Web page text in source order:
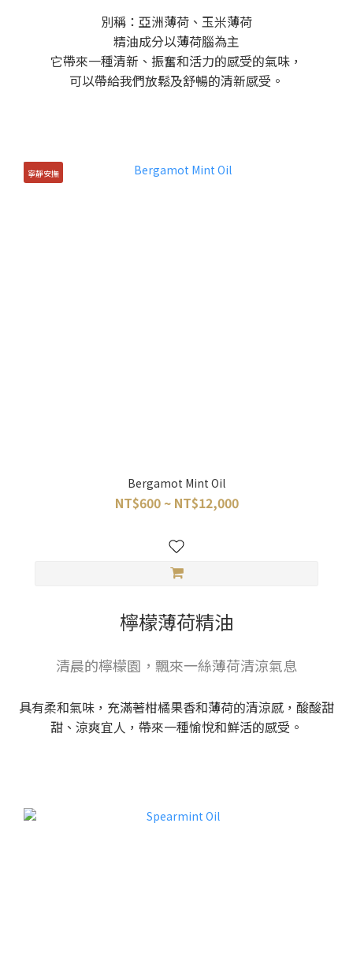
別稱：亞洲薄荷、玉米薄荷
精油成分以薄荷腦為主
它帶來一種清新、振奮和活力的感受的氣味，
可以帶給我們放鬆及舒暢的清新感受。
寧靜安撫
Bergamot Mint Oil
NT$600 ~ NT$12,000
檸檬薄荷精油
清晨的檸檬園，飄來一絲薄荷清涼氣息
具有柔和氣味，充滿著柑橘果香和薄荷的清涼感，酸酸甜
甜、涼爽宜人，帶來一種愉悅和鮮活的感受。